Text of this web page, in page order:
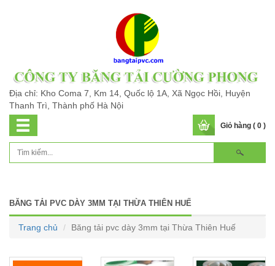
Địa chỉ: Kho Coma 7, Km 14, Quốc lộ 1A, Xã Ngọc Hồi, Huyện
Thanh Trì, Thành phố Hà Nội
Giỏ hàng ( 0 )
BĂNG TẢI PVC DÀY 3MM TẠI THỪA THIÊN HUẾ
Trang chủ Băng tải pvc dày 3mm tại Thừa Thiên Huế